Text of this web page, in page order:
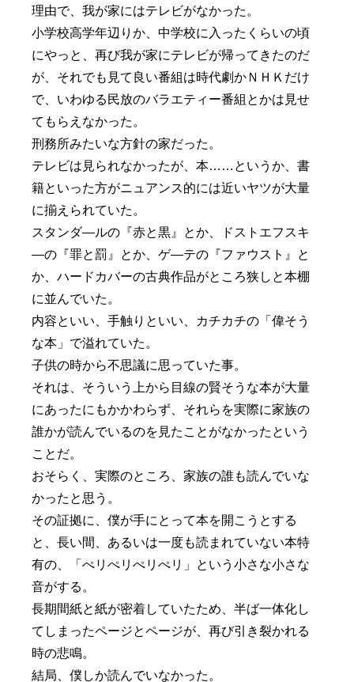
理由で、我が家にはテレビがなかった。
小学校高学年辺りか、中学校に入ったくらいの頃
にやっと、再び我が家にテレビが帰ってきたのだ
が、それでも見て良い番組は時代劇かＮＨＫだけ
で、いわゆる民放のバラエティー番組とかは見せ
てもらえなかった。
刑務所みたいな方針の家だった。
テレビは見られなかったが、本……というか、書
籍といった方がニュアンス的には近いヤツが大量
に揃えられていた。
スタンダ―ルの『赤と黒』とか、ドストエフスキ
―の『罪と罰』とか、ゲ―テの『ファウスト』と
か、ハードカバーの古典作品がところ狭しと本棚
に並んでいた。
内容といい、手触りといい、カチカチの「偉そう
な本」で溢れていた。
子供の時から不思議に思っていた事。
それは、そういう上から目線の賢そうな本が大量
にあったにもかかわらず、それらを実際に家族の
誰かが読んでいるのを見たことがなかったという
ことだ。
おそらく、実際のところ、家族の誰も読んでいな
かったと思う。
その証拠に、僕が手にとって本を開こうとする
と、長い間、あるいは一度も読まれていない本特
有の、「ぺリぺリぺリぺリ」という小さな小さな
音がする。
長期間紙と紙が密着していたため、半ば一体化し
てしまったページとページが、再び引き裂かれる
時の悲鳴。
結局、僕しか読んでいなかった。